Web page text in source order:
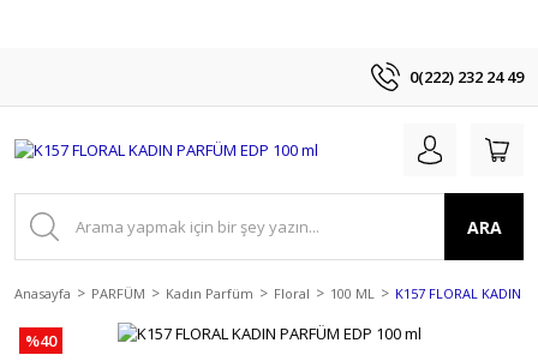
0(222) 232 24 49
ARA
Anasayfa PARFÜM Kadın Parfüm Floral 100 ML K157 FLORAL KADIN
%40